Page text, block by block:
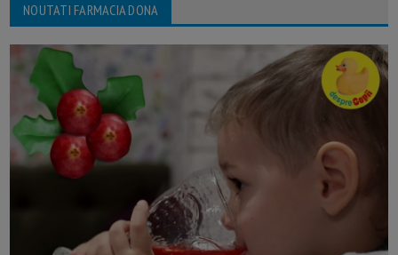
NOUTATI FARMACIA DONA